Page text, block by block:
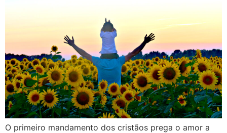
O primeiro mandamento dos cristãos prega o amor a